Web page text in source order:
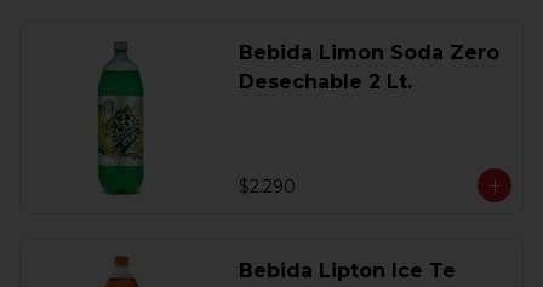
Bebida Limon Soda Zero
Desechable 2 Lt.
$2.290
Bebida Lipton Ice Te